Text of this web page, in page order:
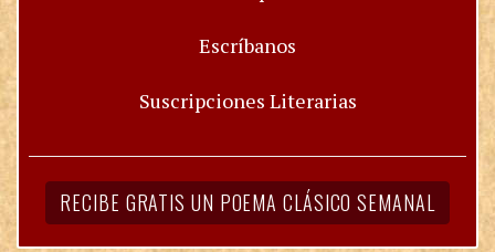
Escríbanos
Suscripciones Literarias
RECIBE GRATIS UN POEMA CLÁSICO SEMANAL